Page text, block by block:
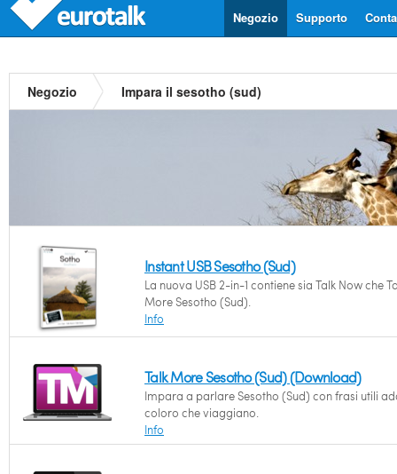
Supporto
Negozio
Negozio Impara il sesotho (sud)
Instant USB Sesotho (Sud)
La nuova USB 2-in-1 contiene sia Talk Now che
More Sesotho (Sud).
Info
Talk More Sesotho (Sud) (Download)
Impara a parlare Sesotho (Sud) con frasi utili
coloro che viaggiano.
Info